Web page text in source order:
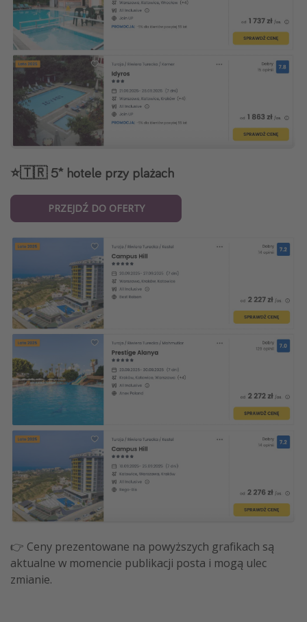
⭐️🇹🇷 5* hotele przy plażach
PRZEJDŹ DO OFERTY
👉 Ceny prezentowane na powyższych grafikach są
aktualne w momencie publikacji posta i mogą ulec
zmianie.